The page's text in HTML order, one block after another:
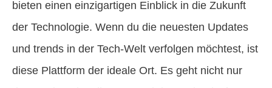
bieten einen einzigartigen Einblick in die Zukunft
der Technologie. Wenn du die neuesten Updates
und trends in der Tech-Welt verfolgen möchtest, ist
diese Plattform der ideale Ort. Es geht nicht nur